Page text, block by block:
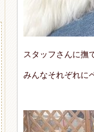
スタッフさんに撫
みんなそれぞれに